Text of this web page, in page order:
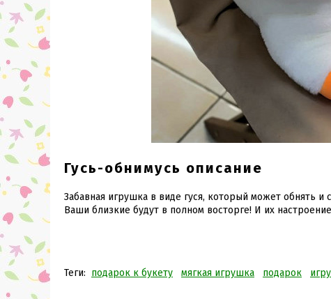
Гусь-обнимусь описание
Забавная игрушка в виде гуся, который может обнять
Ваши близкие будут в полном восторге! И их
Теги: подарок к букету мягкая игрушка подарок